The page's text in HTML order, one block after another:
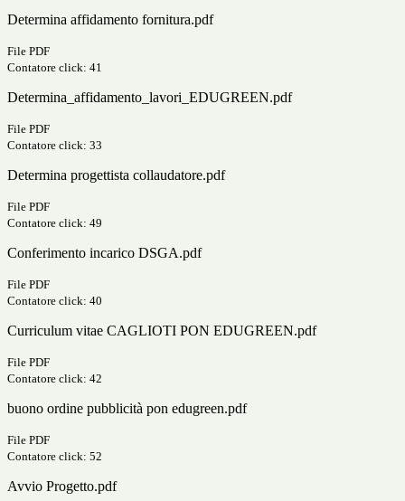
Determina affidamento fornitura.pdf
File PDF
Contatore click: 41
Determina_affidamento_lavori_EDUGREEN.pdf
File PDF
Contatore click: 33
Determina progettista collaudatore.pdf
File PDF
Contatore click: 49
Conferimento incarico DSGA.pdf
File PDF
Contatore click: 40
Curriculum vitae CAGLIOTI PON EDUGREEN.pdf
File PDF
Contatore click: 42
buono ordine pubblicità pon edugreen.pdf
File PDF
Contatore click: 52
Avvio Progetto.pdf